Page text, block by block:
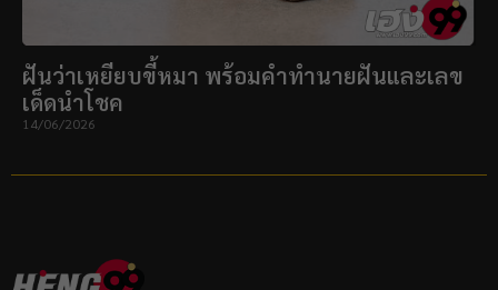
ฝันว่าเหยียบขี้หมา พร้อมคำทำนายฝันและเลข
เด็ดนำโชค
14/06/2026